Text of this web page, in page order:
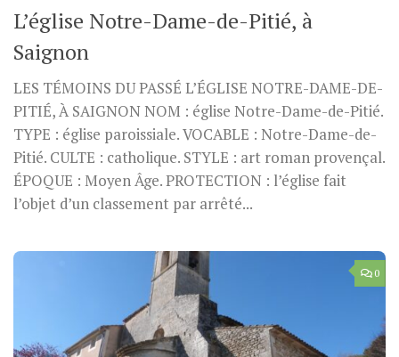
L’église Notre-Dame-de-Pitié, à
Saignon
LES TÉMOINS DU PASSÉ L’ÉGLISE NOTRE-DAME-DE-
PITIÉ, À SAIGNON NOM : église Notre-Dame-de-Pitié.
TYPE : église paroissiale. VOCABLE : Notre-Dame-de-
Pitié. CULTE : catholique. STYLE : art roman provençal.
ÉPOQUE : Moyen Âge. PROTECTION : l’église fait
l’objet d’un classement par arrêté...
0